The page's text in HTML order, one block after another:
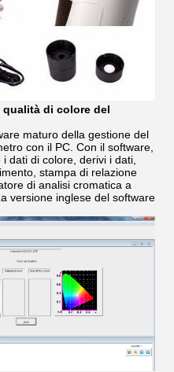
di colore del
maturo della gestione del
con il PC. Con il software,
dati di colore, derivi i dati,
stampa di relazione
di analisi cromatica a
versione inglese del software